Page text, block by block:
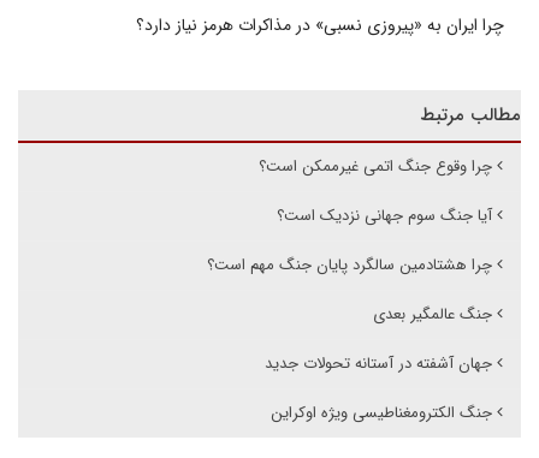
چرا ایران به «پیروزی نسبی» در مذاکرات هرمز نیاز دارد؟
مطالب مرتبط
چرا وقوع جنگ اتمی غیرممکن است؟
آیا جنگ سوم جهانی نزدیک است؟
چرا هشتادمین سالگرد پایان جنگ مهم است؟
جنگ عالمگیر بعدی
جهان آشفته‌ در آستانه تحولات جدید
جنگ الکترومغناطیسی ویژه اوکراین